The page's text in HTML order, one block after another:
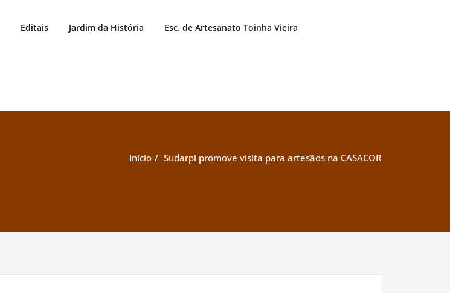
Editais Jardim da História Esc. de Artesanato Toinha Vieira
Início Sudarpi promove visita para artesãos na CASACOR